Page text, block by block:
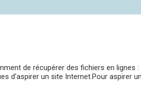
de récupérer des fichiers en lignes
d'aspirer un site Internet.Pour aspirer